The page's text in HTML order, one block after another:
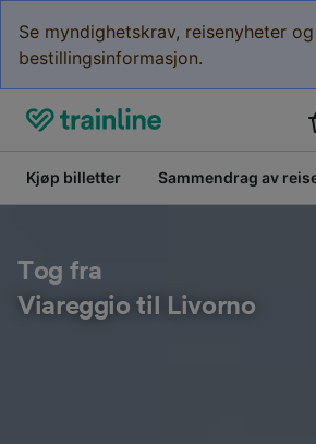
Se myndighetskrav, reisenyheter og
bestillingsinformasjon.
Kjøp billetter Sammendrag av
Tog fra
Viareggio til Livorno